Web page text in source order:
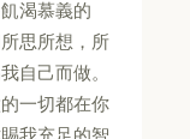
渴慕義的
思所想，所
自己而做。
一切都在你
我充足的智